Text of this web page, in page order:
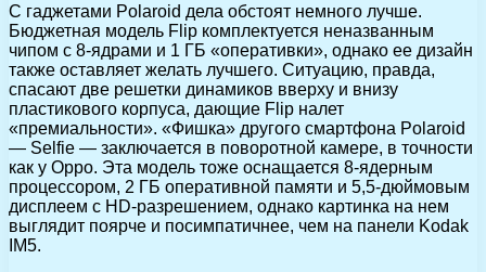
С гаджетами Polaroid дела обстоят немного лучше.
Бюджетная модель Flip комплектуется неназванным
чипом с 8-ядрами и 1 ГБ «оперативки», однако ее дизайн
также оставляет желать лучшего. Ситуацию, правда,
спасают две решетки динамиков вверху и внизу
пластикового корпуса, дающие Flip налет
«премиальности». «Фишка» другого смартфона Polaroid
— Selfie — заключается в поворотной камере, в точности
как у Oppo. Эта модель тоже оснащается 8-ядерным
процессором, 2 ГБ оперативной памяти и 5,5-дюймовым
дисплеем с HD-разрешением, однако картинка на нем
выглядит поярче и посимпатичнее, чем на панели Kodak
IM5.